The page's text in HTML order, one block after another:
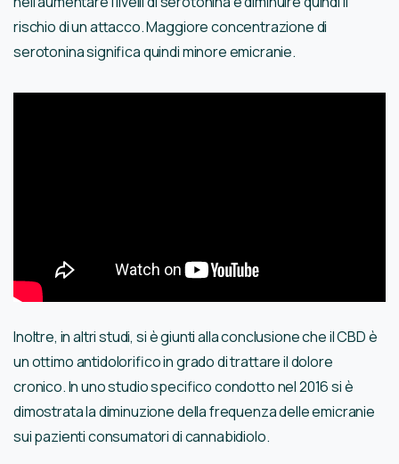
rischio di un attacco. Maggiore concentrazione di
serotonina significa quindi minore emicranie.
Inoltre, in altri studi, si è giunti alla conclusione che il CBD è
un ottimo antidolorifico in grado di trattare il dolore
cronico. In uno studio specifico condotto nel 2016 si è
dimostrata la diminuzione della frequenza delle emicranie
sui pazienti consumatori di cannabidiolo.